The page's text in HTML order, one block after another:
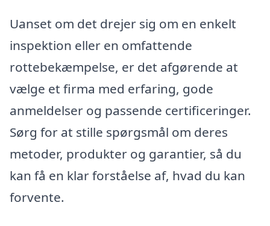
Uanset om det drejer sig om en enkelt
inspektion eller en omfattende
rottebekæmpelse, er det afgørende at
vælge et firma med erfaring, gode
anmeldelser og passende certificeringer.
Sørg for at stille spørgsmål om deres
metoder, produkter og garantier, så du
kan få en klar forståelse af, hvad du kan
forvente.